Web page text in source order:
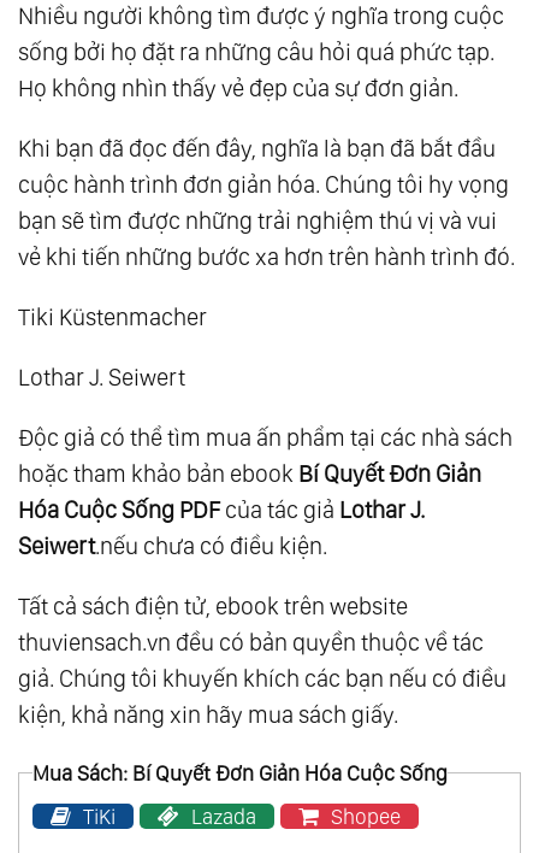
Nhiều người không tìm được ý nghĩa trong cuộc
sống bởi họ đặt ra những câu hỏi quá phức tạp.
Họ không nhìn thấy vẻ đẹp của sự đơn giản.
Khi bạn đã đọc đến đây, nghĩa là bạn đã bắt đầu
cuộc hành trình đơn giản hóa. Chúng tôi hy vọng
bạn sẽ tìm được những trải nghiệm thú vị và vui
vẻ khi tiến những bước xa hơn trên hành trình đó.
Tiki Küstenmacher
Lothar J. Seiwert
Độc giả có thể tìm mua ấn phẩm tại các nhà sách
hoặc tham khảo bản ebook Bí Quyết Đơn Giản
Hóa Cuộc Sống PDFcủa tác giả Lothar J.
Seiwert.nếu chưa có điều kiện.
Tất cả sách điện tử, ebook trên website
thuviensach.vn đều có bản quyền thuộc về tác
giả. Chúng tôi khuyến khích các bạn nếu có điều
kiện, khả năng xin hãy mua sách giấy.
Mua Sách: Bí Quyết Đơn Giản Hóa Cuộc Sống
TiKi
Lazada Shopee